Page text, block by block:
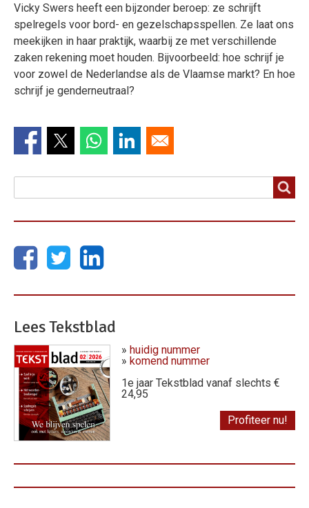
Vicky Swers heeft een bijzonder beroep: ze schrijft
spelregels voor bord- en gezelschapsspellen. Ze laat ons
meekijken in haar praktijk, waarbij ze met verschillende
zaken rekening moet houden. Bijvoorbeeld: hoe schrijf je
voor zowel de Nederlandse als de Vlaamse markt? En hoe
schrijf je genderneutraal?
Lees Tekstblad
» huidig nummer
» komend nummer
1e jaar Tekstblad vanaf slechts €
24,95
Profiteer nu!